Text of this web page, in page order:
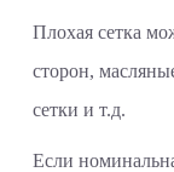
Плохая сетка
сторон,
сетки и т.д.
Если